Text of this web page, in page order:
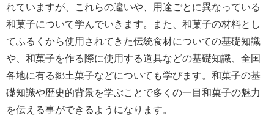
れていますが、これらの違いや、用途ごとに異なっている
和菓子について学んでいきます。また、和菓子の材料とし
てふるくから使用されてきた伝統食材についての基礎知識
や、和菓子を作る際に使用する道具などの基礎知識、全国
各地に有る郷土菓子などについても学びます。和菓子の基
礎知識や歴史的背景を学ぶことで多くの一目和菓子の魅力
を伝える事ができるようになります。